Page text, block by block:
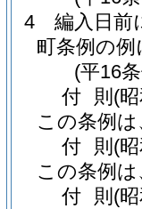
4
編入日前
町条例の
(平16
付 則 (
この条例
付 則 (
この条例
付 則 (